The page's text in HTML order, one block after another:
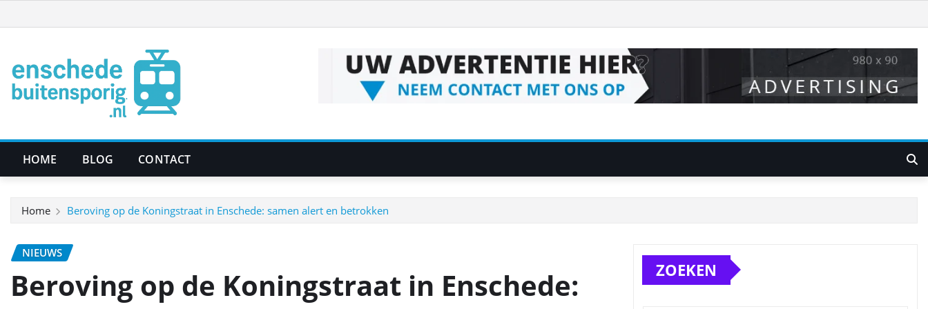
naar
inhoud
HOME BLOG CONTACT
Home Beroving op de Koningstraat in Enschede: samen alert en betrokken
NIEUWS
Beroving op de Koningstraat in Enschede:
ZOEKEN